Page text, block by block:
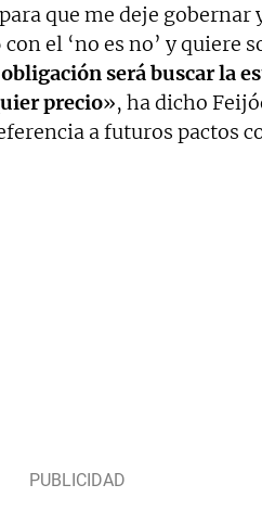
para que me deje gobernar
el ‘no es no’ y quiere
será buscar la
precio», ha dicho
a futuros pactos